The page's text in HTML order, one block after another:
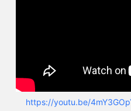
https://youtu.be/